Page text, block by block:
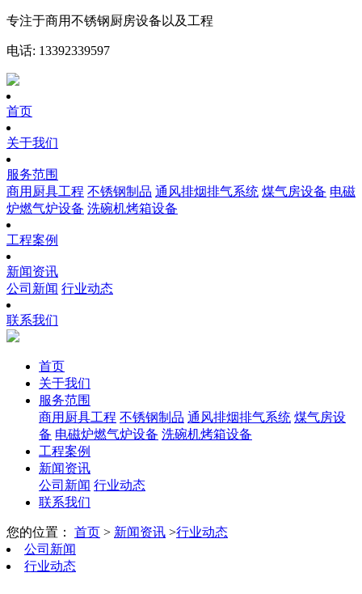
专注于商用不锈钢厨房设备以及工程
电话: 13392339597
首页
关于我们
服务范围
商用厨具工程 不锈钢制品 通风排烟排气系统 煤气房设备 电磁
炉燃气炉设备 洗碗机烤箱设备
工程案例
新闻资讯
公司新闻 行业动态
联系我们
首页
关于我们
服务范围
商用厨具工程 不锈钢制品 通风排烟排气系统 煤气房设
备 电磁炉燃气炉设备 洗碗机烤箱设备
工程案例
新闻资讯
公司新闻 行业动态
联系我们
您的位置： 首页 > 新闻资讯 >行业动态
公司新闻
行业动态